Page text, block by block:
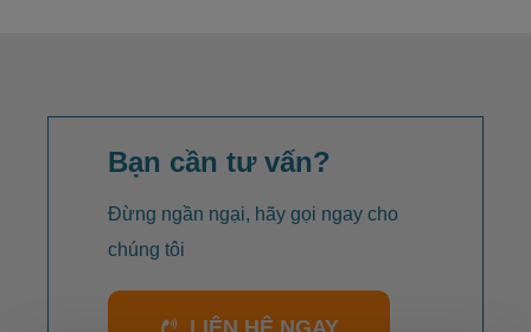
Bạn cần tư vấn?
Đừng ngần ngại, hãy gọi ngay cho
chúng tôi